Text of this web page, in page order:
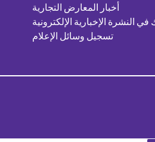
أخبار المعارض التجارية
في النشرة الإخبارية الإلكترونية
تسجيل وسائل الإعلام